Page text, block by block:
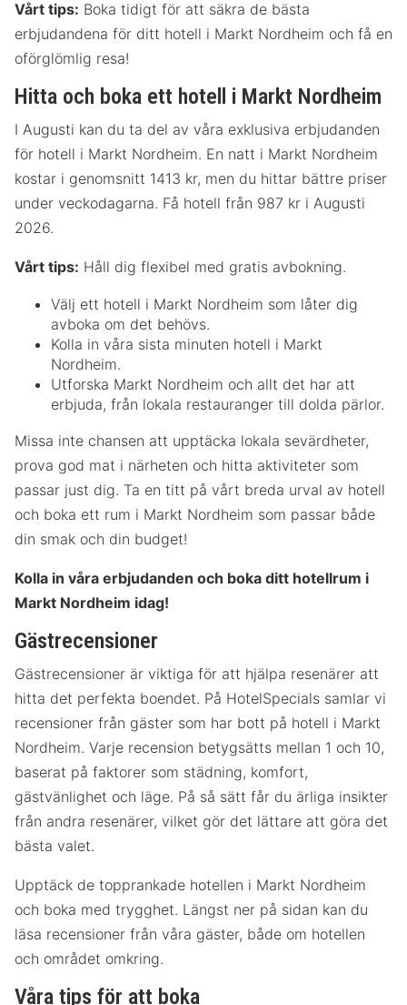
Vårt tips: Boka tidigt för att säkra de bästa
erbjudandena för ditt hotell i Markt Nordheim och få en
oförglömlig resa!
Hitta och boka ett hotell i Markt Nordheim
I Augusti kan du ta del av våra exklusiva erbjudanden
för hotell i Markt Nordheim. En natt i Markt Nordheim
kostar i genomsnitt 1413 kr, men du hittar bättre priser
under veckodagarna. Få hotell från 987 kr i Augusti
2026.
Vårt tips: Håll dig flexibel med gratis avbokning.
Välj ett hotell i Markt Nordheim som låter dig
avboka om det behövs.
Kolla in våra sista minuten hotell i Markt
Nordheim.
Utforska Markt Nordheim och allt det har att
erbjuda, från lokala restauranger till dolda pärlor.
Missa inte chansen att upptäcka lokala sevärdheter,
prova god mat i närheten och hitta aktiviteter som
passar just dig. Ta en titt på vårt breda urval av hotell
och boka ett rum i Markt Nordheim som passar både
din smak och din budget!
Kolla in våra erbjudanden och boka ditt hotellrum i
Markt Nordheim idag!
Gästrecensioner
Gästrecensioner är viktiga för att hjälpa resenärer att
hitta det perfekta boendet. På HotelSpecials samlar vi
recensioner från gäster som har bott på hotell i Markt
Nordheim. Varje recension betygsätts mellan 1 och 10,
baserat på faktorer som städning, komfort,
gästvänlighet och läge. På så sätt får du ärliga insikter
från andra resenärer, vilket gör det lättare att göra det
bästa valet.
Upptäck de topprankade hotellen i Markt Nordheim
och boka med trygghet. Längst ner på sidan kan du
läsa recensioner från våra gäster, både om hotellen
och området omkring.
Våra tips för att boka